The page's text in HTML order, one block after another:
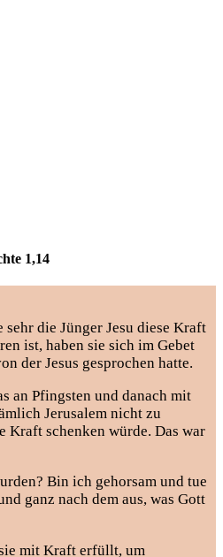
1,14
die Jünger Jesu diese Kraft
ist, haben sie sich im Gebet
der Jesus gesprochen hatte.
an Pfingsten und danach mit
Jerusalem nicht zu
Kraft schenken würde. Das war
Bin ich gehorsam und tue
ganz nach dem aus, was Gott
mit Kraft erfüllt, um